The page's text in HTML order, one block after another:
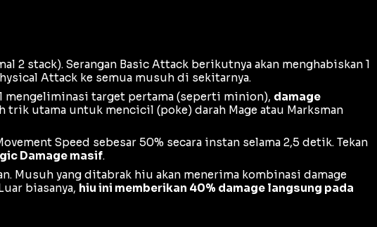
2 stack). Serangan Basic Attack berikutnya akan menghabiskan 1
Attack ke semua musuh di sekitarnya.
mengeliminasi target pertama (seperti minion), damage
trik utama untuk mencicil (poke) darah Mage atau Marksman
Speed sebesar 50% secara instan selama 2,5 detik. Tekan
Damage masif.
Musuh yang ditabrak hiu akan menerima kombinasi damage
biasanya, hiu ini memberikan 40% damage langsung pada